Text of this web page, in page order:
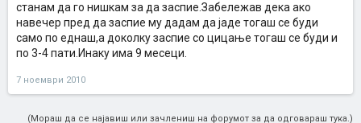
станам да го нишкам за да заспие.Забележав дека ако
навечер пред да заспие му дадам да јаде тогаш се буди
само по еднаш,а доколку заспие со цицање тогаш се буди и
по 3-4 пати.Инаку има 9 месеци.
7 ноември 2010
(Мораш да се најавиш или зачлениш на форумот за да одговараш тука.)